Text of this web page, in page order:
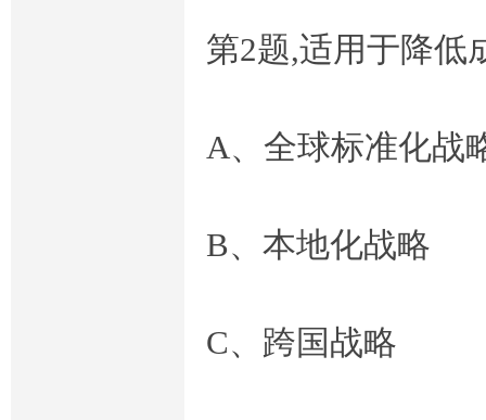
第2题,适用于降低
A、全球标准化战
B、本地化战略
C、跨国战略